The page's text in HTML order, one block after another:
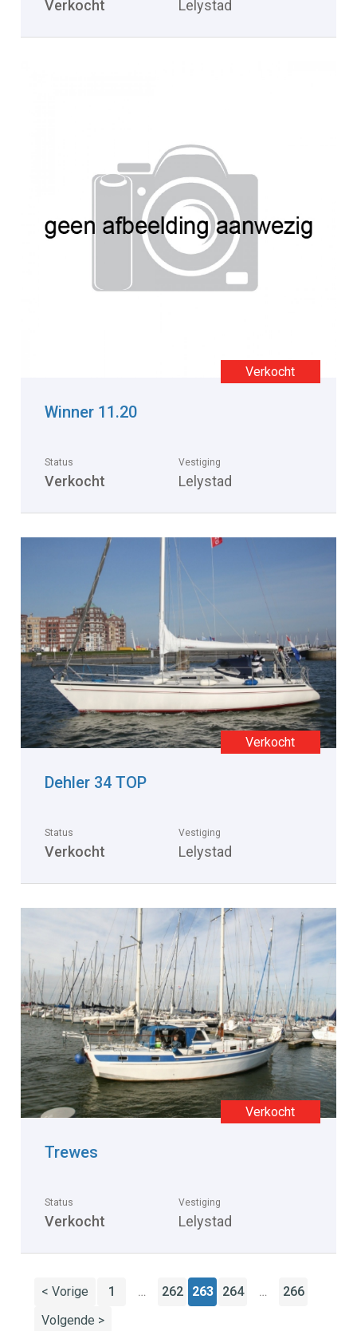
Verkocht Lelystad
Winner 11.20
Status
Verkocht
Vestiging
Lelystad
Dehler 34 TOP
Status
Verkocht
Vestiging
Lelystad
Trewes
Status
Verkocht
Vestiging
Lelystad
< Vorige 1 … 262 263 264 …
266
Volgende >